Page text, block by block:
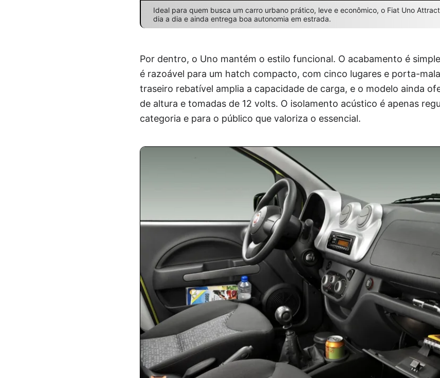
Ideal para quem busca um carro urbano prático, leve e econômico, o Fiat Uno
dia a dia e ainda entrega boa autonomia em estrada.
Por dentro, o Uno mantém o estilo funcional. O acabamento é
é razoável para um hatch compacto, com cinco lugares e porta-
traseiro rebatível amplia a capacidade de carga, e o modelo ainda
de altura e tomadas de 12 volts. O isolamento acústico é apenas
categoria e para o público que valoriza o essencial.